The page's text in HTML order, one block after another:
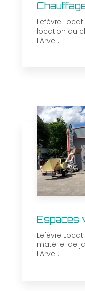
Lefèvre
location du
l'Arve....
Espaces
Lefèvre
matériel de
l'Arve....